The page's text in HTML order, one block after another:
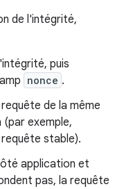
de l'intégrité,
puis
nonce .
de la même
(par exemple,
stable).
application et
pas, la requête